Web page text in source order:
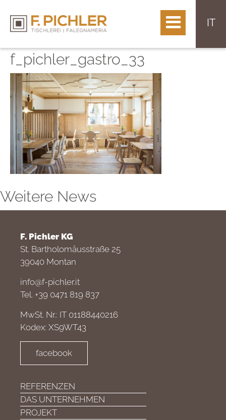
IT
f_pichler_gastro_33
Weitere News
F. Pichler KG
St. Bartholomäusstraße 25
39040 Montan
info@f-pichler.it
Tel. +39 0471 819 837
MwSt. Nr.: IT 01188440216
Kodex: XS9WT43
facebook
REFERENZEN
DAS UNTERNEHMEN
PROJEKT